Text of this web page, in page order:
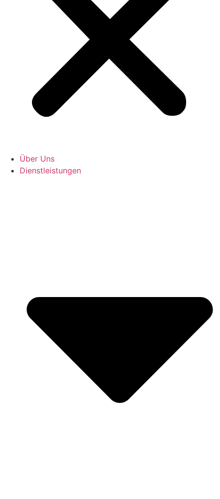
Über Uns
Dienstleistungen